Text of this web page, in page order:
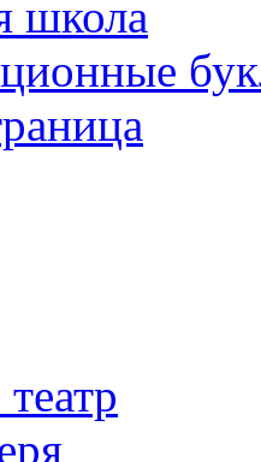
школа